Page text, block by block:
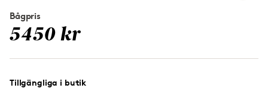
Bågpris
5450 kr
Tillgängliga i butik